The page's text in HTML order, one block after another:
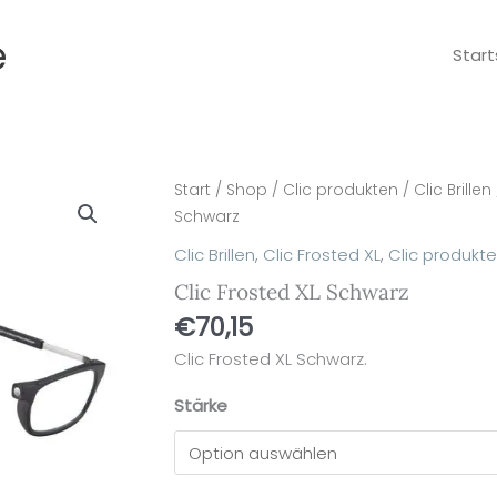
Start / Shop / Clic produkten / Clic Brillen
Schwarz
Clic Brillen, Clic Frosted XL, Clic
Clic Frosted XL Schwarz
€70,15
Clic Frosted XL Schwarz.
Stärke
Clic
Frosted
Menge